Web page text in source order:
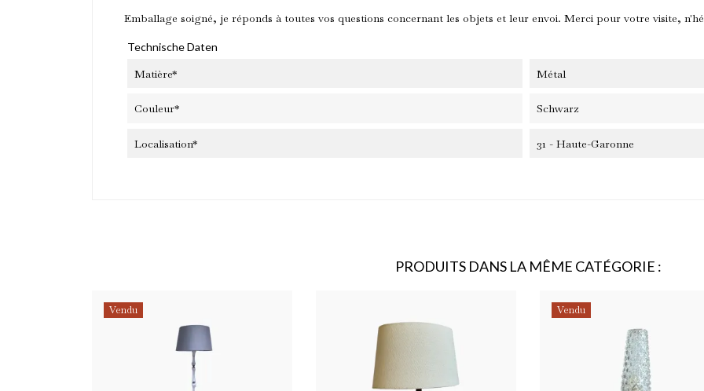
Emballage soigné, je réponds à toutes vos questions concernant les objets et leur envoi. Merci pour votre visite,
Technische Daten
Matière* Métal
Couleur* Schwarz
Localisation* 31 - Haute-Garonne
PRODUITS DANS LA MÊME CATÉGORIE :
Vendu Vendu